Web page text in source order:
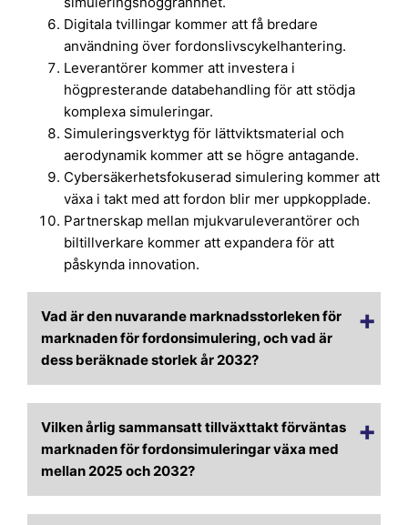
Digitala tvillingar kommer att få bredare
användning över fordonslivscykelhantering.
Leverantörer kommer att investera i
högpresterande databehandling för att stödja
komplexa simuleringar.
Simuleringsverktyg för lättviktsmaterial och
aerodynamik kommer att se högre antagande.
Cybersäkerhetsfokuserad simulering kommer att
växa i takt med att fordon blir mer uppkopplade.
Partnerskap mellan mjukvaruleverantörer och
biltillverkare kommer att expandera för att
påskynda innovation.
Vad är den nuvarande marknadsstorleken för
marknaden för fordonsimulering, och vad är
dess beräknade storlek år 2032?
Vilken årlig sammansatt tillväxttakt förväntas
marknaden för fordonsimuleringar växa med
mellan 2025 och 2032?